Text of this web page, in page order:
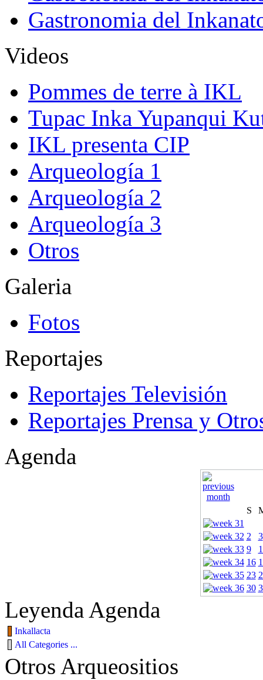
Gastronomia del
Videos
Pommes de terre à IKL
Tupac Inka Yupanqui
IKL presenta CIP
Arqueología 1
Arqueología 2
Arqueología 3
Otros
Galeria
Fotos
Reportajes
Reportajes Televisión
Reportajes Prensa y
Agenda
S
2
3
9
16
23
30
Leyenda Agenda
Inkallacta
All Categories ...
Otros Arqueositios